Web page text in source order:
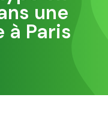
une
à Paris